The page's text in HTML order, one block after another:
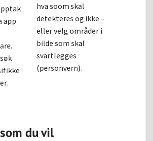
app
hva soom skal
detekteres og ikke –
eller velg områder i
bilde som skal
svartlegges
(personvern).
du vil